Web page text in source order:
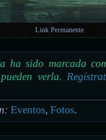
Link Permanente
ha sido marcada
verla.
Eventos,Fotos.